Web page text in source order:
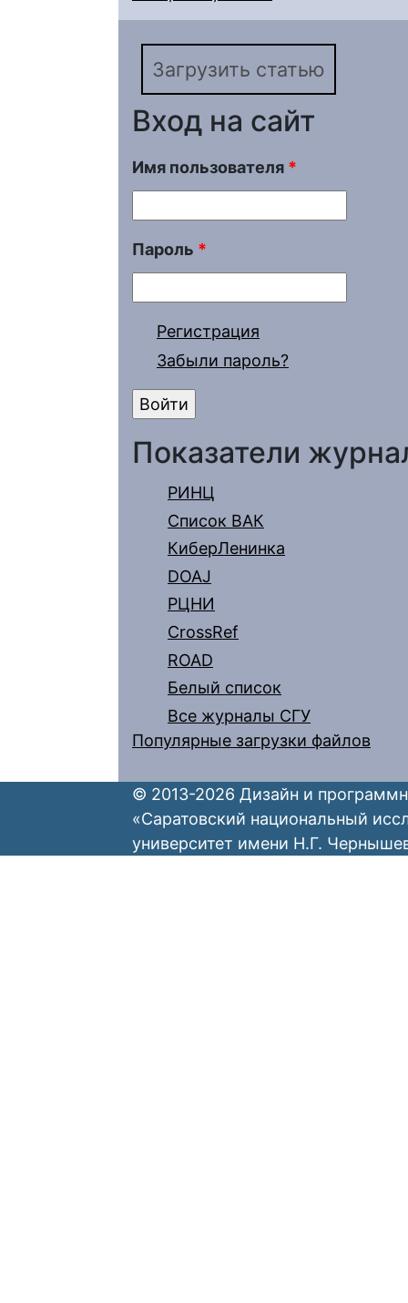
Загрузить статью
Вход на сайт
Имя пользователя *
Пароль *
Регистрация
Забыли пароль?
Показатели
РИНЦ
Список ВАК
КиберЛенинка
DOAJ
РЦНИ
CrossRef
ROAD
Белый список
Все журналы СГУ
Популярные загрузки файлов
© 2013-2026 Дизайн и
«Саратовский национальный
университет имени Н.Г.